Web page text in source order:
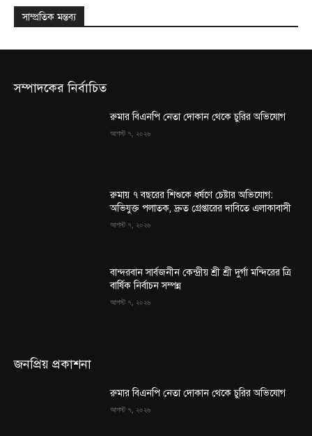
সাম্প্রতিক মন্তব্য
সম্পাদকের নির্বাচিত
রুমার বিএনপি নেতা দোকান থেকে চুরির অভিযোগ
আগস্ট ৭, ২০২৬
রুমায় ৭ বছরের শিশুকে ধর্ষণে চেষ্টার অভিযোগ:
অভিযুক্ত পলাতক, দ্রুত গ্রেপ্তারের দাবিতে এলাকাবাসী
আগস্ট ৭, ২০২৬
বান্দরবান সার্বজনীন কেন্দ্রীয় শ্রী শ্রী দুর্গা মন্দিরের ত্রি
বার্ষিক নির্বাচন সম্পন্ন
আগস্ট ৭, ২০২৬
জনপ্রিয় প্রকাশনা
রুমার বিএনপি নেতা দোকান থেকে চুরির অভিযোগ
আগস্ট ৭, ২০২৬